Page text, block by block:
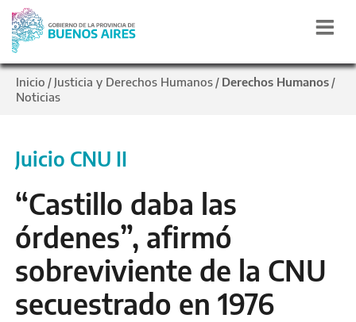
Inicio / Justicia y Derechos Humanos / Derechos Humanos /
Noticias
Juicio CNU II
“Castillo daba las
órdenes”, afirmó
sobreviviente de la CNU
secuestrado en 1976